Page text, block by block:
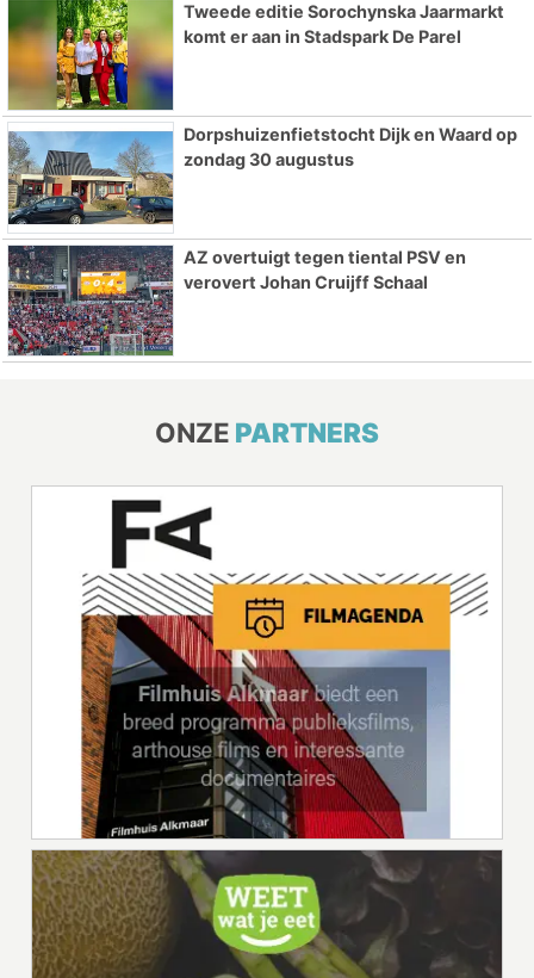
Tweede editie Sorochynska Jaarmarkt
komt er aan in Stadspark De Parel
Dorpshuizenfietstocht Dijk en Waard op
zondag 30 augustus
AZ overtuigt tegen tiental PSV en
verovert Johan Cruijff Schaal
ONZE PARTNERS